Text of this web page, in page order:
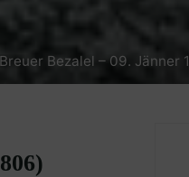
Breuer Bezalel – 09. Jänner